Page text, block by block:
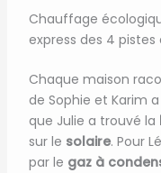
Chauffage
express des 4
Chaque maison
de Sophie et Karim
que Julie a trouvé la
sur le solaire. Pour
par le gaz à